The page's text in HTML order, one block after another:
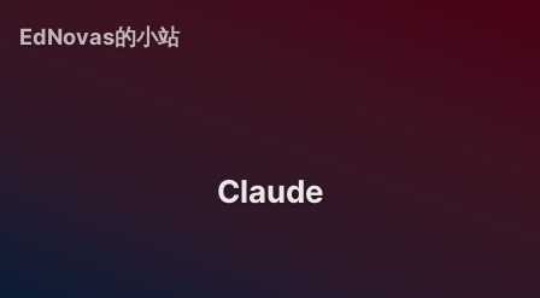
EdNovas的小站
Claude